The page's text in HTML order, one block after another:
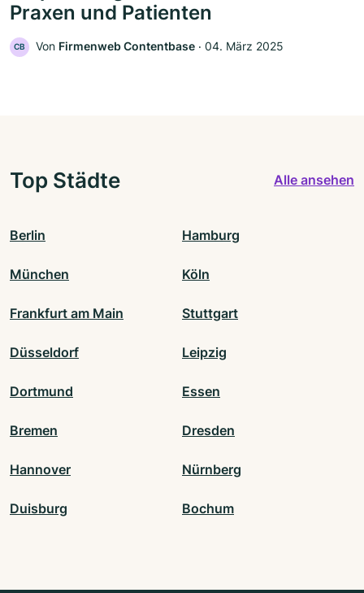
Praxen und Patienten
CB Von Firmenweb Contentbase ‧ 04. März 2025
Top Städte Alle ansehen
Berlin Hamburg
München Köln
Frankfurt am Main Stuttgart
Düsseldorf Leipzig
Dortmund Essen
Bremen Dresden
Hannover Nürnberg
Duisburg Bochum